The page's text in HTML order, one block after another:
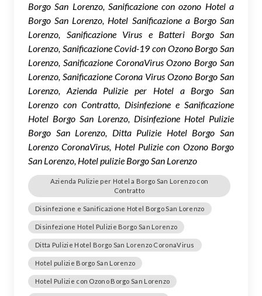
Borgo San Lorenzo, Sanificazione con ozono Hotel a
Borgo San Lorenzo, Hotel Sanificazione a Borgo San
Lorenzo, Sanificazione Virus e Batteri Borgo San
Lorenzo, Sanificazione Covid-19 con Ozono Borgo San
Lorenzo, Sanificazione CoronaVirus Ozono Borgo San
Lorenzo, Sanificazione Corona Virus Ozono Borgo San
Lorenzo, Azienda Pulizie per Hotel a Borgo San
Lorenzo con Contratto, Disinfezione e Sanificazione
Hotel Borgo San Lorenzo, Disinfezione Hotel Pulizie
Borgo San Lorenzo, Ditta Pulizie Hotel Borgo San
Lorenzo CoronaVirus, Hotel Pulizie con Ozono Borgo
San Lorenzo, Hotel pulizie Borgo San Lorenzo
Azienda Pulizie per Hotel a Borgo San Lorenzo con
Contratto
Disinfezione e Sanificazione Hotel Borgo San Lorenzo
Disinfezione Hotel Pulizie Borgo San Lorenzo
Ditta Pulizie Hotel Borgo San Lorenzo CoronaVirus
Hotel pulizie Borgo San Lorenzo
Hotel Pulizie con Ozono Borgo San Lorenzo